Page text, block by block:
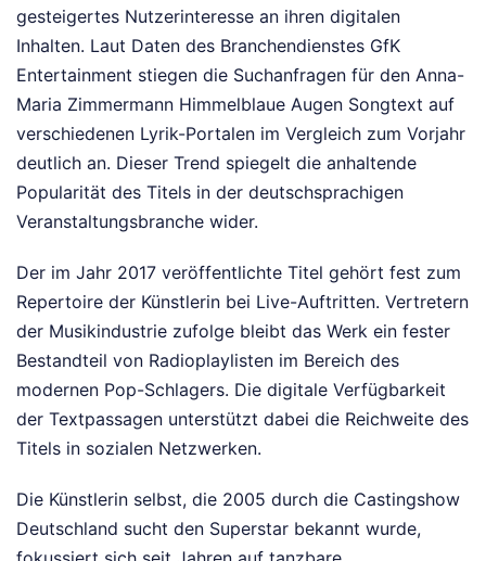
gesteigertes Nutzerinteresse an ihren digitalen
Inhalten. Laut Daten des Branchendienstes GfK
Entertainment stiegen die Suchanfragen für den Anna-
Maria Zimmermann Himmelblaue Augen Songtext auf
verschiedenen Lyrik-Portalen im Vergleich zum Vorjahr
deutlich an. Dieser Trend spiegelt die anhaltende
Popularität des Titels in der deutschsprachigen
Veranstaltungsbranche wider.
Der im Jahr 2017 veröffentlichte Titel gehört fest zum
Repertoire der Künstlerin bei Live-Auftritten. Vertretern
der Musikindustrie zufolge bleibt das Werk ein fester
Bestandteil von Radioplaylisten im Bereich des
modernen Pop-Schlagers. Die digitale Verfügbarkeit
der Textpassagen unterstützt dabei die Reichweite des
Titels in sozialen Netzwerken.
Die Künstlerin selbst, die 2005 durch die Castingshow
Deutschland sucht den Superstar bekannt wurde,